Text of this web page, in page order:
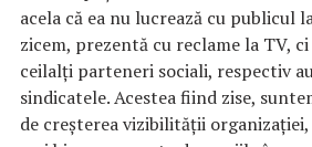
acela că ea nu lucrează cu publicul
zicem, prezentă cu reclame la TV,
ceilalți parteneri sociali, respectiv
sindicatele. Acestea fiind zise,
de creșterea vizibilității